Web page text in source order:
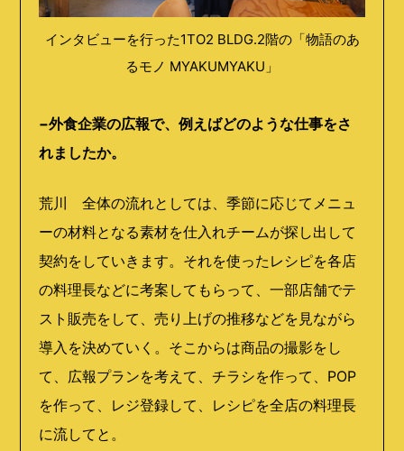
インタビューを行った1TO2 BLDG.2階の「物語のあ
るモノ MYAKUMYAKU」
−外食企業の広報で、例えばどのような仕事をさ
れましたか。
荒川 全体の流れとしては、季節に応じてメニュ
ーの材料となる素材を仕入れチームが探し出して
契約をしていきます。それを使ったレシピを各店
の料理長などに考案してもらって、一部店舗でテ
スト販売をして、売り上げの推移などを見ながら
導入を決めていく。そこからは商品の撮影をし
て、広報プランを考えて、チラシを作って、POP
を作って、レジ登録して、レシピを全店の料理長
に流してと。